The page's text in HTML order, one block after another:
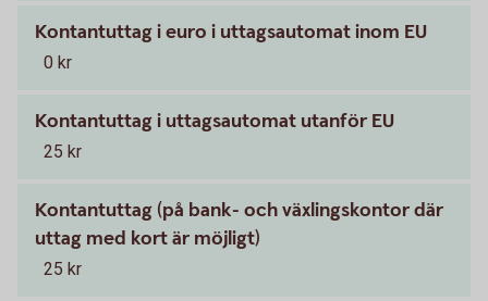
Kontantuttag i euro i uttagsautomat inom EU
0 kr
Kontantuttag i uttagsautomat utanför EU
25 kr
Kontantuttag (på bank- och växlingskontor där
uttag med kort är möjligt)
25 kr